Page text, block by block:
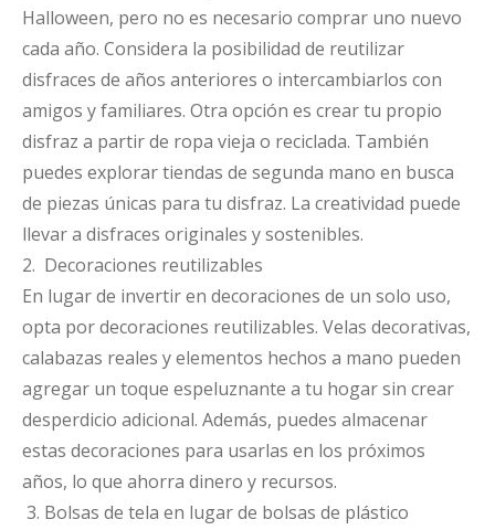
Halloween, pero no es necesario comprar uno nuevo
cada año. Considera la posibilidad de reutilizar
disfraces de años anteriores o intercambiarlos con
amigos y familiares. Otra opción es crear tu propio
disfraz a partir de ropa vieja o reciclada. También
puedes explorar tiendas de segunda mano en busca
de piezas únicas para tu disfraz. La creatividad puede
llevar a disfraces originales y sostenibles.
2. Decoraciones reutilizables
En lugar de invertir en decoraciones de un solo uso,
opta por decoraciones reutilizables. Velas decorativas,
calabazas reales y elementos hechos a mano pueden
agregar un toque espeluznante a tu hogar sin crear
desperdicio adicional. Además, puedes almacenar
estas decoraciones para usarlas en los próximos
años, lo que ahorra dinero y recursos.
3. Bolsas de tela en lugar de bolsas de plástico